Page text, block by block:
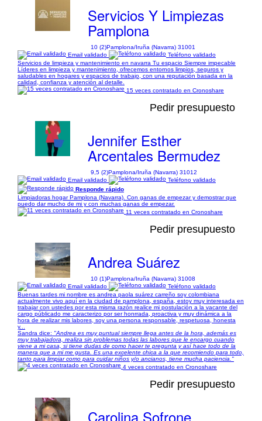
Servicios Y Limpiezas
Pamplona
10 (2)Pamplona/Iruña (Navarra) 31001
Email validado
Teléfono validado
Servicios de limpieza y mantenimiento en navarra Tu espacio Siempre impecable
Líderes en limpieza y mantenimiento, ofrecemos entornos limpios, seguros y
saludables en hogares y espacios de trabajo, con una reputación basada en la
calidad, confianza y atención al detalle.
15 veces contratado en Cronoshare
Pedir presupuesto
Jennifer Esther
Arcentales Bermudez
9,5 (2)Pamplona/Iruña (Navarra) 31012
Email validado
Teléfono validado
Responde rápido
Limpiadoras hogar Pamplona (Navarra). Con ganas de empezar y demostrar que
puedo dar mucho de mi y con muchas ganas de empezar.
11 veces contratado en Cronoshare
Pedir presupuesto
Andrea Suárez
10 (1)Pamplona/Iruña (Navarra) 31008
Email validado
Teléfono validado
Buenas tardes mi nombre es andrea paola suárez carreño soy colombiana
actualmente vivo aquí en la ciudad de pamplona, españa, estoy muy interesada en
trabajar con ustedes por esta misma razón realice mi postulación a la vacante del
cargo públicado me caracterizo por ser honrrada, proactiva y muy dinámica a la
hora de realizar mis labores, soy una persona responsable, respetuosa, honesta
y...
Sandra dice: "Andrea es muy puntual siempre llega antes de la hora, además es
muy trabajadora, realiza sin problemas todas las labores que le encargo cuando
viene a mi casa, si tiene dudas de como hacer te pregunta y así hace todo de la
manera que a mi me gusta. Es una excelente chica a la que recomiendo para todo,
tanto para limpiar como para cuidar niños y/o ancianos, tiene mucha paciencia."
4 veces contratado en Cronoshare
Pedir presupuesto
Carolina Sofrone